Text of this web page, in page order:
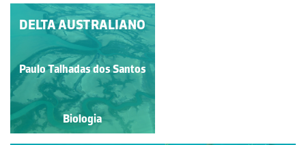
PRADO DE
MONTANHA
Paulo Talhadas dos Santos
Biologia
DELTA AUSTRALIANO
Paulo Talhadas dos Santos
Biologia